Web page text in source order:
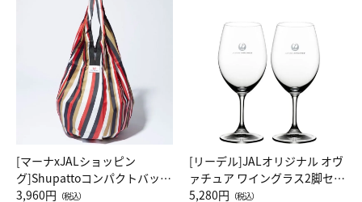
[マーナxJALショッピン
グ]Shupattoコンパクトバッグ
Drop JAL客室乗務員（LC）ス
3,960円 （税込）
[リーデル]JALオリジナル オヴ
ァチュア ワイングラス2脚セッ
ト（レッドワイン）
5,280円 （税込）